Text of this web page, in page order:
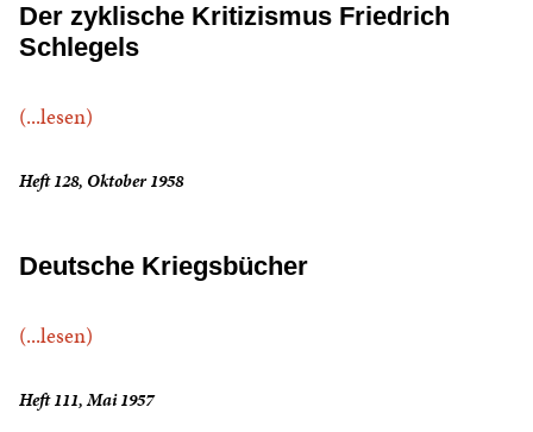
Der zyklische Kritizismus Friedrich
Schlegels
(...lesen)
Heft 128, Oktober 1958
Deutsche Kriegsbücher
(...lesen)
Heft 111, Mai 1957